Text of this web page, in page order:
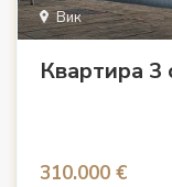
Вик
Квартира
310.000 €